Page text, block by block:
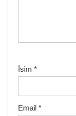
İsim *
Email *